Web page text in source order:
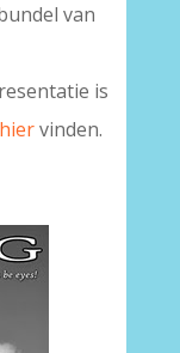
van
is
hiervinden.